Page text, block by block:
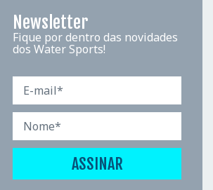
Newsletter
Fique por dentro das novidades
dos Water Sports!